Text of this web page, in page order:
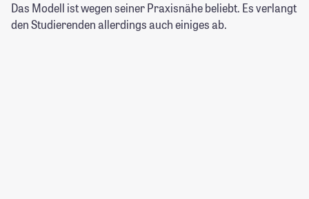
Das Modell ist wegen seiner Praxisnähe beliebt. Es verlangt
den Studierenden allerdings auch einiges ab.